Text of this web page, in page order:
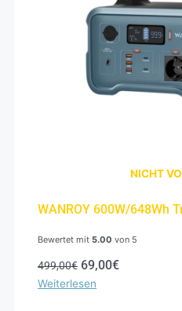
NICHT
WANROY 600W/648Wh
Bewertet mit 5.00 von 5
499,00€ 69,00€
Weiterlesen